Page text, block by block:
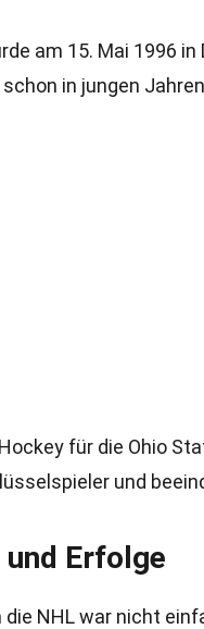
am 15. Mai 1996
in jungen
für die Ohio
und
Erfolge
die NHL war nicht